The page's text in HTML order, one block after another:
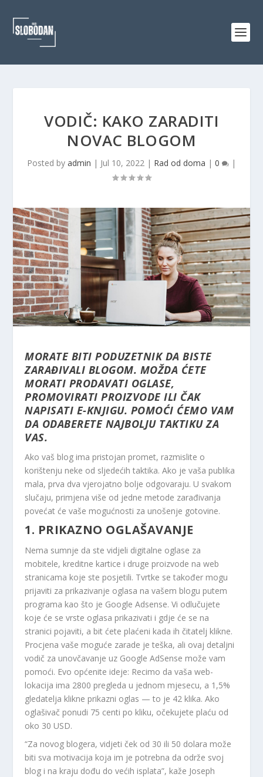
VODIČ: KAKO ZARADITI
NOVAC BLOGOM
Posted by admin | Jul 10, 2022 | Rad od doma | 0 |
MORATE BITI PODUZETNIK DABISTE
ZARAĐIVALI BLOGOM. MOŽDA ĆETE
MORATI PRODAVATI OGLASE,
PROMOVIRATI PROIZVODE ILI ČAK
NAPISATI E-KNJIGU. POMOĆI ĆEMO VAM
DA ODABERETE NAJBOLJU TAKTIKU ZA
VAS.
Ako vaš blog ima pristojan promet, razmislite o
korištenju neke od sljedećih taktika. Ako je vaša publika
mala, prva dva vjerojatno bolje odgovaraju. U svakom
slučaju, primjena više od jedne metode zarađivanja
povećat će vaše mogućnosti za unošenje gotovine.
1. PRIKAZNO OGLAŠAVANJE
Nema sumnje da ste vidjeli digitalne oglase za
mobitele, kreditne kartice i druge proizvode na web
stranicama koje ste posjetili. Tvrtke se također mogu
prijaviti za prikazivanje oglasa na vašem blogu putem
programa kao što je Google Adsense. Vi odlučujete
koje će se vrste oglasa prikazivati ​​i gdje će se na
stranici pojaviti, a bit ćete plaćeni kada ih čitatelj klikne.
Procjena vaše moguće zarade je teška, ali ovaj detaljni
vodič za unovčavanje uz Google AdSense može vam
pomoći. Evo općenite ideje: Recimo da vaša web-
lokacija ima 2800 pregleda u jednom mjesecu, a 1,5%
gledatelja klikne prikazni oglas — to je 42 klika. Ako
oglašivač ponudi 75 centi po kliku, očekujete plaću od
oko 30 USD.
“Za novog blogera, vidjeti ček od 30 ili 50 dolara može
biti sva motivacija koja im je potrebna da održe svoj
blog i na kraju dođu do većih isplata”, kaže Joseph